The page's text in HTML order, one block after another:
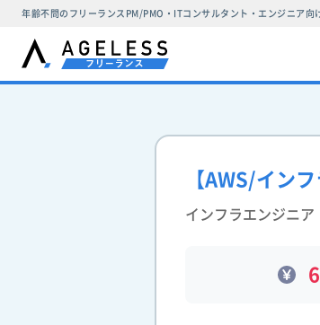
年齢不問のフリーランスPM/PMO・ITコンサルタント・エンジニア向
【AWS/イン
インフラエンジニア